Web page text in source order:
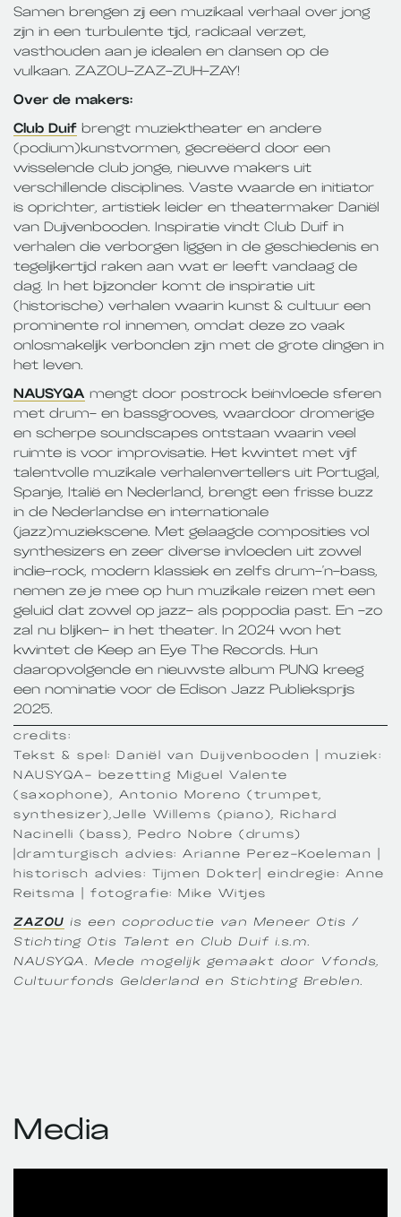
Samen brengen zij een muzikaal verhaal over jong
zijn in een turbulente tijd, radicaal verzet,
vasthouden aan je idealen en dansen op de
vulkaan. ZAZOU-ZAZ-ZUH-ZAY!
Over de makers:
Club Duif brengt muziektheater en andere
(podium)kunstvormen, gecreëerd door een
wisselende club jonge, nieuwe makers uit
verschillende disciplines. Vaste waarde en initiator
is oprichter, artistiek leider en theatermaker Daniël
van Duijvenbooden. Inspiratie vindt Club Duif in
verhalen die verborgen liggen in de geschiedenis en
tegelijkertijd raken aan wat er leeft vandaag de
dag. In het bijzonder komt de inspiratie uit
(historische) verhalen waarin kunst & cultuur een
prominente rol innemen, omdat deze zo vaak
onlosmakelijk verbonden zijn met de grote dingen in
het leven.
NAUSYQA mengt door postrock beïnvloede sferen
met drum- en bassgrooves, waardoor dromerige
en scherpe soundscapes ontstaan waarin veel
ruimte is voor improvisatie. Het kwintet met vijf
talentvolle muzikale verhalenvertellers uit Portugal,
Spanje, Italië en Nederland, brengt een frisse buzz
in de Nederlandse en internationale
(jazz)muziekscene. Met gelaagde composities vol
synthesizers en zeer diverse invloeden uit zowel
indie-rock, modern klassiek en zelfs drum-'n-bass,
nemen ze je mee op hun muzikale reizen met een
geluid dat zowel op jazz- als poppodia past. En -zo
zal nu blijken- in het theater. In 2024 won het
kwintet de Keep an Eye The Records. Hun
daaropvolgende en nieuwste album PUNQ kreeg
een nominatie voor de Edison Jazz Publieksprijs
2025.
credits:
Tekst & spel: Daniël van Duijvenbooden | muziek:
NAUSYQA- bezetting Miguel Valente
(saxophone), Antonio Moreno (trumpet,
synthesizer),Jelle Willems (piano), Richard
Nacinelli (bass), Pedro Nobre (drums)
|dramturgisch advies: Arianne Perez-Koeleman |
historisch advies: Tijmen Dokter| eindregie: Anne
Reitsma | fotografie: Mike Witjes
ZAZOU is een coproductie van Meneer Otis /
Stichting Otis Talent en Club Duif i.s.m.
NAUSYQA. Mede mogelijk gemaakt door Vfonds,
Cultuurfonds Gelderland en Stichting Breblen.
Media